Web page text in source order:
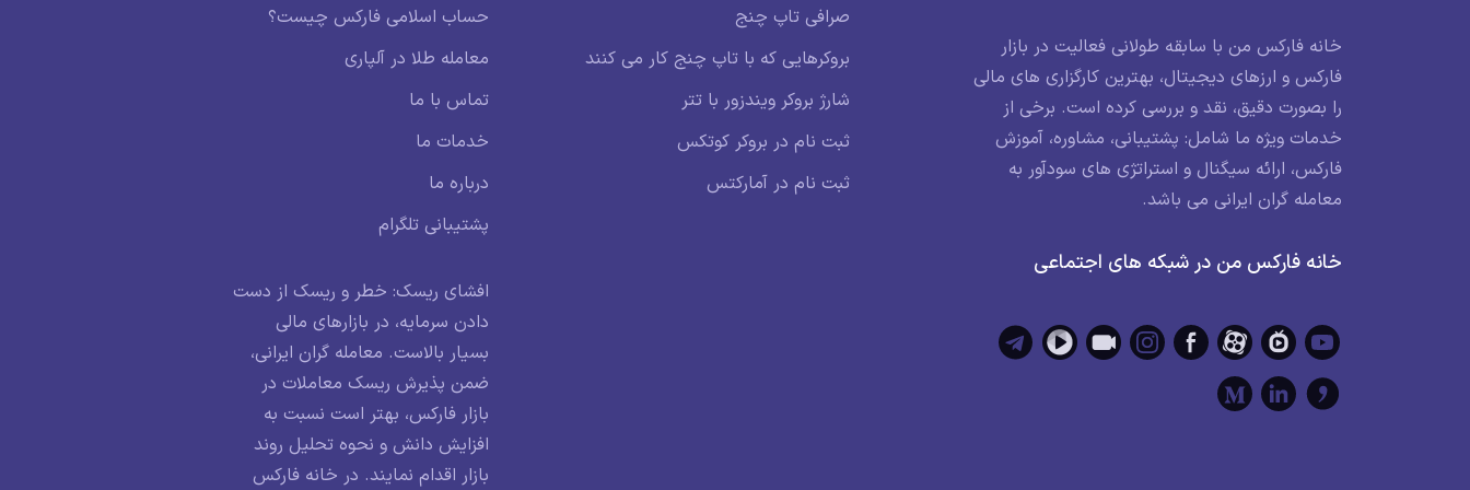
خانه فارکس من با سابقه طولانی فعالیت در بازار
فارکس و ارزهای دیجیتال، بهترین کارگزاری های مالی
را بصورت دقیق، نقد و بررسی کرده است. برخی از
خدمات ویژه ما شامل: پشتیبانی، مشاوره، آموزش
فارکس، ارائه سیگنال و استراتژی های سودآور به
معامله گران ایرانی می باشد.
خانه فارکس من در شبکه های اجتماعی
صرافی تاپ چنج
بروکرهایی که با تاپ چنج کار می کنند
شارژ بروکر ویندزور با تتر
ثبت نام در بروکر کوتکس
ثبت نام در آمارکتس
حساب اسلامی فارکس چیست؟
معامله طلا در آلپاری
تماس با ما
خدمات ما
درباره ما
پشتیبانی تلگرام
افشای ریسک: خطر و ریسک از دست
دادن سرمایه، در بازارهای مالی
بسیار بالاست. معامله گران ایرانی،
ضمن پذیرش ریسک معاملات در
بازار فارکس، بهتر است نسبت به
افزایش دانش و نحوه تحلیل روند
بازار اقدام نمایند. در خانه فارکس